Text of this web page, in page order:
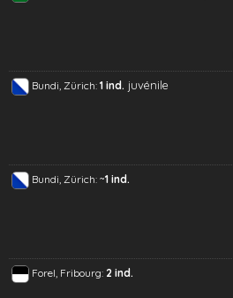
Bundi, Zürich: 1 ind. juvénile
Bundi, Zürich: ~1 ind.
Forel, Fribourg: 2 ind.